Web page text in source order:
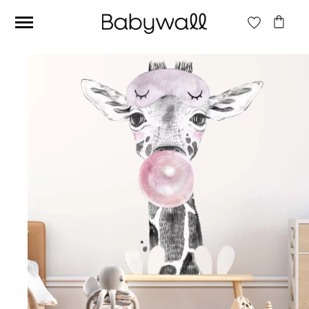
Ces articles peuvent aussi vous intéresser
Papier peint Fleurs
Papier peint jungle